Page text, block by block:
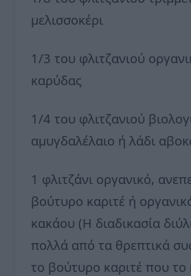
μελισσοκέρι
1/3 του φλιτζανιού
καρύδας
1/4 του φλιτζανιού
αμυγδαλέλαιο ή λάδι
1 φλιτζάνι οργανικό,
βούτυρο καριτέ ή
κακάου (Η διαδικασία
πολλά από τα θρεπτικά
το βούτυρο καριτέ που